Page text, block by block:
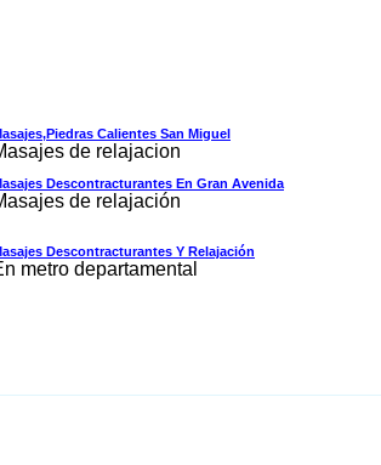
Calientes San Miguel
de relajacion
Descontracturantes En Gran Avenida
de relajación
Descontracturantes Y Relajación
metro departamental